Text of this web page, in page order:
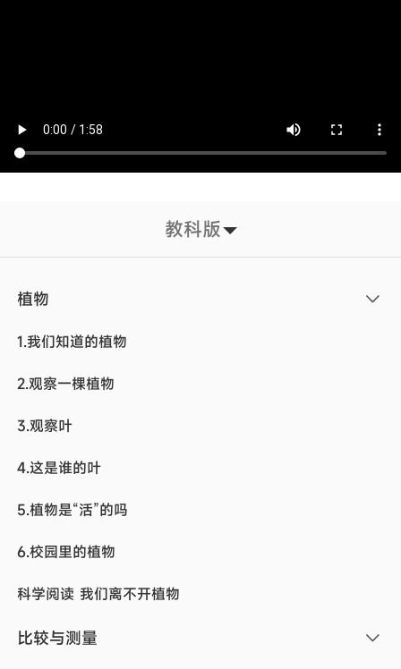
教科版
植物
1.我们知道的植物
2.观察一棵植物
3.观察叶
4.这是谁的叶
5.植物是“活”的吗
6.校园里的植物
科学阅读 我们离不开植物
比较与测量